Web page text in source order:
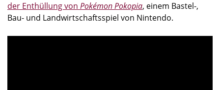
der Enthüllung von Pokémon Pokopia, einem Bastel-,
Bau- und Landwirtschaftsspiel von Nintendo.